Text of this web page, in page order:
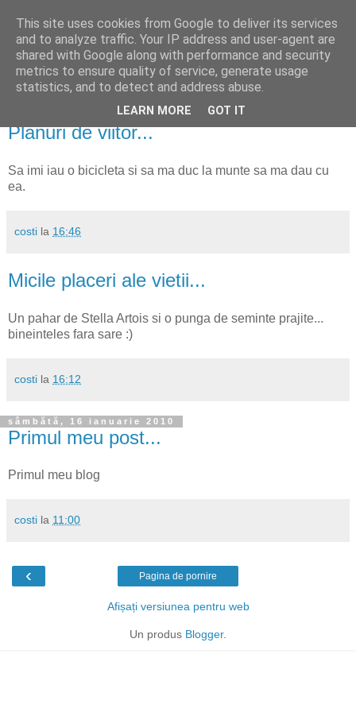
costyr.ro
întâmplări de pe Pământ
sâmbătă, 30 ianuarie 2010
Planuri de viitor...
Sa imi iau o bicicleta si sa ma duc la munte sa ma dau cu
ea.
costi la 16:46
Micile placeri ale vietii...
Un pahar de Stella Artois si o punga de seminte prajite...
bineinteles fara sare :)
costi la 16:12
sâmbătă, 16 ianuarie 2010
Primul meu post...
Primul meu blog
costi la 11:00
‹ Pagina de pornire
Afișați versiunea pentru web
Un produs Blogger.
This site uses cookies from Google to deliver its services
and to analyze traffic. Your IP address and user-agent are
shared with Google along with performance and security
metrics to ensure quality of service, generate usage
statistics, and to detect and address abuse.
LEARN MORE GOT IT